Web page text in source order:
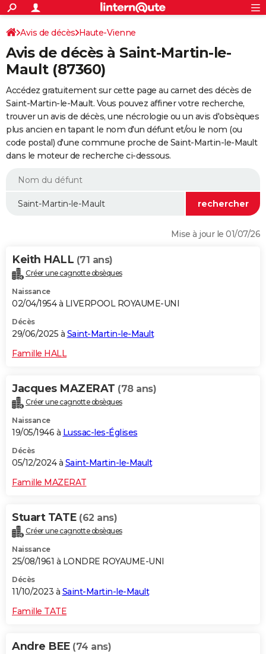
ACTUALITÉS
Politique
Société
Faits Divers
Education
Monde
Villes
+
SPORT
Coupe du monde 2026
Football
Tennis
Cyclisme
Rugby
Forum
CULTURE
FINANCE
Retraite
Impôts
Epargne
Immobilier
Risques naturels par ville
Banque
Assurance
Crédit
Essais
Réserver un essai
Citadines
Berlines
SUV
Forum auto
+
HIGH-TECH
Mobiles
Meilleur smartphone
Internet
Ordinateurs
Jeux vidéo
Guide high-tech
+
BRICOLAGE
Forum
Aménagement intérieur
Extérieur
Cuisine
Salle de bains
Jardinage
Rangement
WEEK-END
Guides de France
Escapades
Patrimoine
Expositions
Musées
Week-end nature
LIFESTYLE
Alimentation
Guide de la santé
Maladies
Médicaments
Sommeil
VOYAGE
Destinations
City break
Voyage nature
Voyage de noces
Forum
Climat
+PHOTO
GUIDES D'ACHAT
BONS PLANS
CARTE DE VOEUX
Dictionnaire
Biographies
Citations
Expressions
Proverbes
PROGRAMME TV
COPAINS D'AVANT
S'inscrire
Se connecter
Lycées
Collèges
Primaires
Universités
Entreprises
Service militaire
Avis de recherche
AVIS DE DÉCÈS
S'inscrire
Connexion
Avis de décès Haute-Vienne
Avis de décès à Saint-Martin-le-
Mault (87360)
Accédez gratuitement sur cette page au carnet des décès de
Saint-Martin-le-Mault. Vous pouvez affiner votre recherche,
trouver un avis de décès, une nécrologie ou un avis d'obsèques
plus ancien en tapant le nom d'un défunt et/ou le nom (ou
code postal) d'une commune proche de Saint-Martin-le-Mault
dans le moteur de recherche ci-dessous.
Mise à jour le 01/07/26
Keith HALL (71 ans)
Créer une cagnotte obsèques
Naissance
02/04/1954 à LIVERPOOL ROYAUME-UNI
Décès
29/06/2025 à Saint-Martin-le-Mault
Famille HALL
Jacques MAZERAT (78 ans)
Créer une cagnotte obsèques
Naissance
19/05/1946 à Lussac-les-Églises
Décès
05/12/2024 à Saint-Martin-le-Mault
Famille MAZERAT
Stuart TATE (62 ans)
Créer une cagnotte obsèques
Naissance
25/08/1961 à LONDRE ROYAUME-UNI
Décès
11/10/2023 à Saint-Martin-le-Mault
Famille TATE
Andre BEE (74 ans)